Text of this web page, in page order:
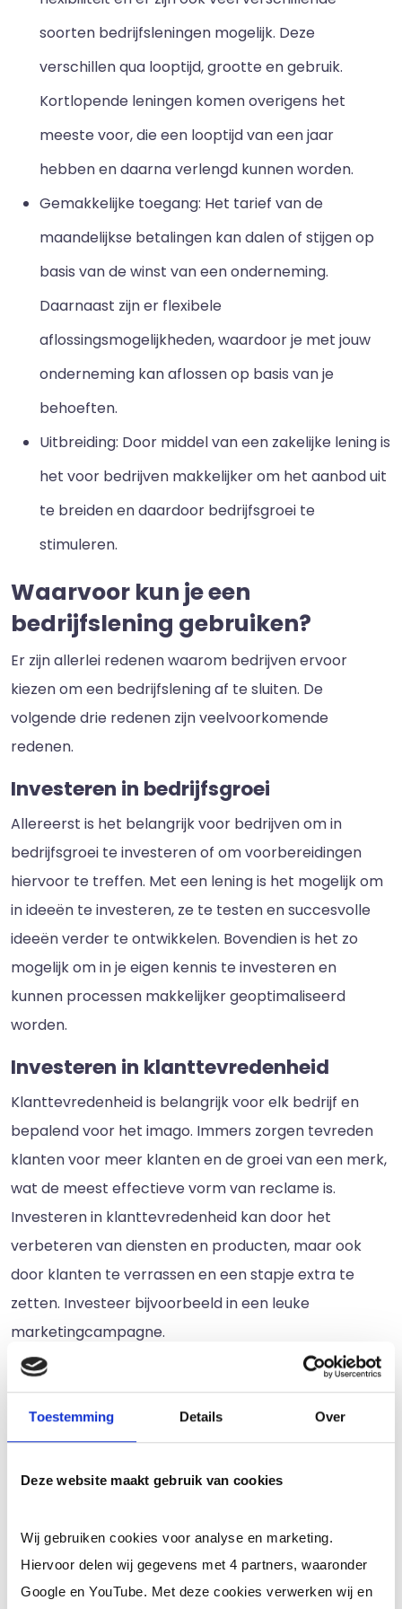
Toestemming Details Over
Deze website maakt gebruik van cookies
Wij gebruiken cookies voor analyse en marketing.
Hiervoor delen wij gegevens met 4 partners, waaronder
Google en YouTube. Met deze cookies verwerken wij en
soorten bedrijfsleningen mogelijk. Deze
verschillen qua looptijd, grootte en gebruik.
Kortlopende leningen komen overigens het
meeste voor, die een looptijd van een jaar
hebben en daarna verlengd kunnen worden.
Gemakkelijke toegang: Het tarief van de
maandelijkse betalingen kan dalen of stijgen op
basis van de winst van een onderneming.
Daarnaast zijn er flexibele
aflossingsmogelijkheden, waardoor je met jouw
onderneming kan aflossen op basis van je
behoeften.
Uitbreiding: Door middel van een zakelijke lening is
het voor bedrijven makkelijker om het aanbod uit
te breiden en daardoor bedrijfsgroei te
stimuleren.
Waarvoor kun je een
bedrijfslening gebruiken?
Er zijn allerlei redenen waarom bedrijven ervoor
kiezen om een bedrijfslening af te sluiten. De
volgende drie redenen zijn veelvoorkomende
redenen.
Investeren in bedrijfsgroei
Allereerst is het belangrijk voor bedrijven om in
bedrijfsgroei te investeren of om voorbereidingen
hiervoor te treffen. Met een lening is het mogelijk om
in ideeën te investeren, ze te testen en succesvolle
ideeën verder te ontwikkelen. Bovendien is het zo
mogelijk om in je eigen kennis te investeren en
kunnen processen makkelijker geoptimaliseerd
worden.
Investeren in klanttevredenheid
Klanttevredenheid is belangrijk voor elk bedrijf en
bepalend voor het imago. Immers zorgen tevreden
klanten voor meer klanten en de groei van een merk,
wat de meest effectieve vorm van reclame is.
Investeren in klanttevredenheid kan door het
verbeteren van diensten en producten, maar ook
door klanten te verrassen en een stapje extra te
zetten. Investeer bijvoorbeeld in een leuke
marketingcampagne.
Investeren in productiviteit
Als laatste is het ook handig om in productiviteit te
investeren, bijvoorbeeld door processen zo efficiënt
kopen. Ga na wat jij nodig hebt om jouw bedrijf te
ook voordelig zijn om een externe partij in te